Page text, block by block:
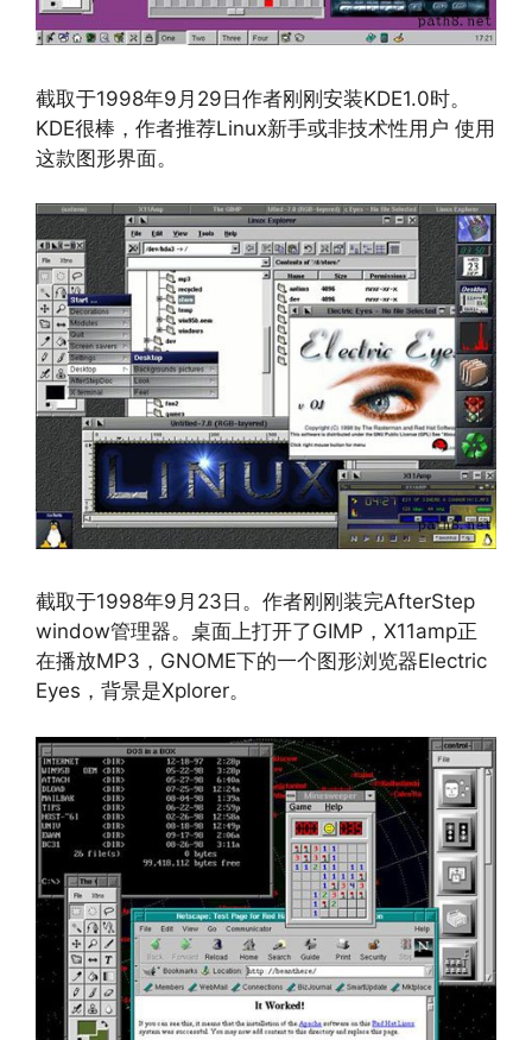
截取于1998年9月29日作者刚刚安装KDE1.0时。
KDE很棒，作者推荐Linux新手或非技术性用户 使用
这款图形界面。
截取于1998年9月23日。作者刚刚装完AfterStep
window管理器。桌面上打开了GIMP，X11amp正
在播放MP3，GNOME下的一个图形浏览器Electric
Eyes，背景是Xplorer。